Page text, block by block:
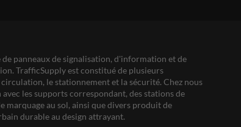
panneaux de signalisation, d'information et de
TrafficSupply est constitué de plusieurs
le stationnement et la sécurité. Chez nous
les supports correspondant, des stations de
marquage au sol, ainsi que divers produit de
durable au design attrayant.